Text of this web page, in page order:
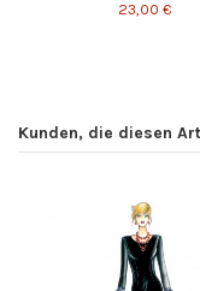
23,00 €
Kunden, die diesen